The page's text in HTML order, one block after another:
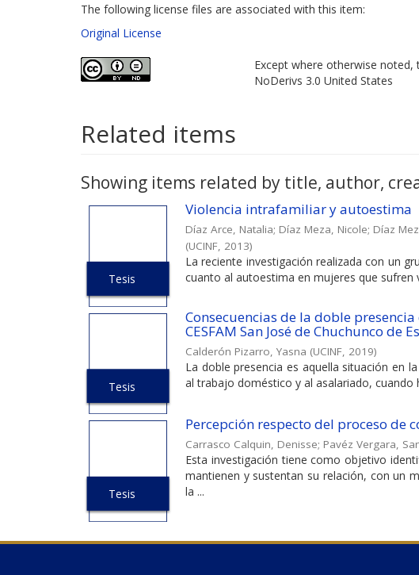
The following license files are associated with this item:
Original License
Except where otherwise
NoDerivs 3.0 United States
Related items
Showing items related by title, author,
Tesis
Violencia intrafamiliar y autoestima
Díaz Arce, Natalia; Díaz Meza, Nicole; Díaz
(UCINF, 2013)
La reciente investigación realizada con un
cuanto al autoestima en mujeres que sufren
Tesis
Consecuencias de la doble
CESFAM San José de Chuchunco de
Calderón Pizarro, Yasna (UCINF, 2019)
La doble presencia es aquella situación en
al trabajo doméstico y al asalariado, cuando
Tesis
Percepción respecto del proceso de
Carrasco Calquin, Denisse; Pavéz Vergara,
Esta investigación tiene como objetivo
mantienen y sustentan su relación, con un
la ...